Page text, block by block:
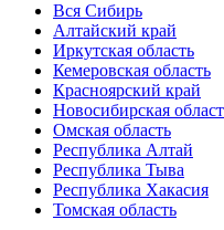
Вся Сибирь
Алтайский край
Иркутская область
Кемеровская область
Красноярский край
Новосибирская
Омская область
Республика Алтай
Республика Тыва
Республика Хакасия
Томская область